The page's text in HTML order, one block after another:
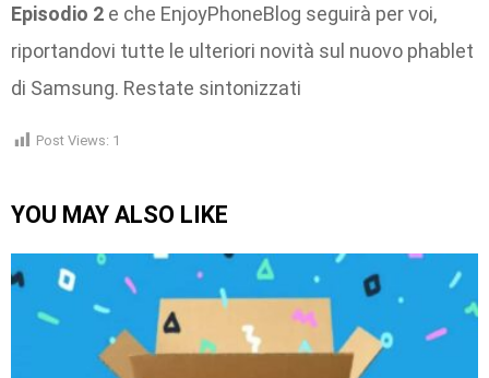
Episodio 2 e che EnjoyPhoneBlog seguirà per voi,
riportandovi tutte le ulteriori novità sul nuovo phablet
di Samsung. Restate sintonizzati
Post Views: 1
YOU MAY ALSO LIKE